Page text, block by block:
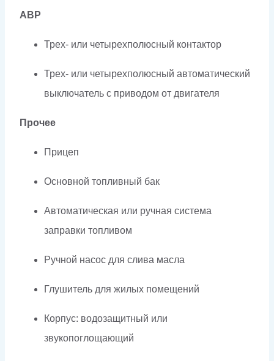
АВР
Трех- или четырехполюсный контактор
Трех- или четырехполюсный автоматический
выключатель с приводом от двигателя
Прочее
Прицеп
Основной топливный бак
Автоматическая или ручная система
заправки топливом
Ручной насос для слива масла
Глушитель для жилых помещений
Корпус: водозащитный или
звукопоглощающий